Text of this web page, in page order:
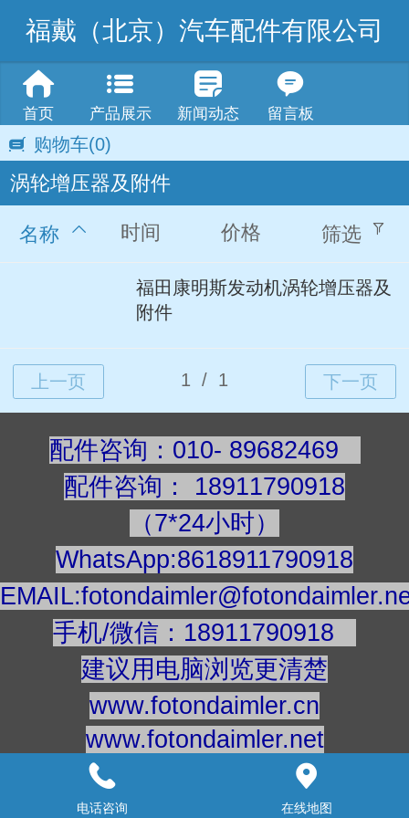
福戴（北京）汽车配件有限公司
首页 产品展示 新闻动态 留言板
购物车(0)
涡轮增压器及附件
名称 时间 价格 筛选
福田康明斯发动机涡轮增压器及
附件
配件咨询：010- 89682469
配件咨询 ： 18911790918
（7*24小时）
WhatsApp:8618911790918
手机/微信：18911790918
建议用电脑浏览更清楚
www.fotondaimler.cn
www.fotondaimler.net
意见反馈：
18911863908
快手号：fotondaimler
电话咨询 在线地图